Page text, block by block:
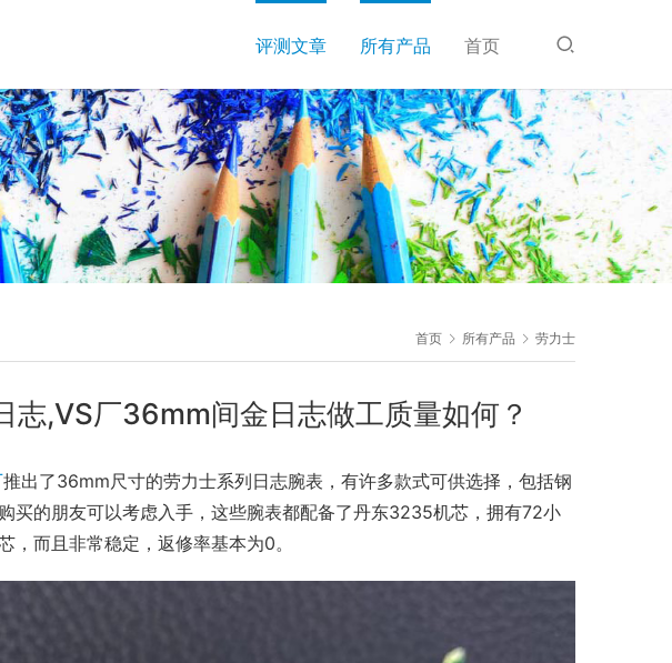
评测文章 所有产品 首页
首页 所有产品 劳力士
志,VS厂36mm间金日志做工质量如何？
推出了36mm尺寸的劳力士系列日志腕表，有许多款式可供选择，包括钢
买的朋友可以考虑入手，这些腕表都配备了丹东3235机芯，拥有72小
，而且非常稳定，返修率基本为0。